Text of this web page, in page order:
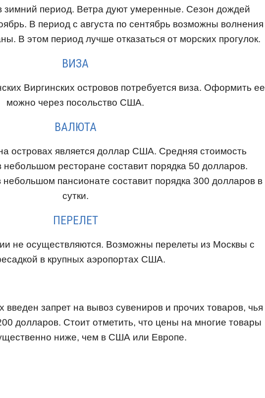
зимний период. Ветра дуют умеренные. Сезон дождей
В период с августа по сентябрь возможны волнения
В этом период лучше отказаться от морских прогулок.
ВИЗА
Виргинских островов потребуется виза. Оформить ее
можно через посольство США.
ВАЛЮТА
островах является доллар США. Средняя стоимость
небольшом ресторане составит порядка 50 долларов.
пансионате составит порядка 300 долларов в
сутки.
ПЕРЕЛЕТ
не осуществляются. Возможны перелеты из Москвы с
в крупных аэропортах США.
запрет на вывоз сувениров и прочих товаров, чья
долларов. Стоит отметить, что цены на многие товары
ниже, чем в США или Европе.